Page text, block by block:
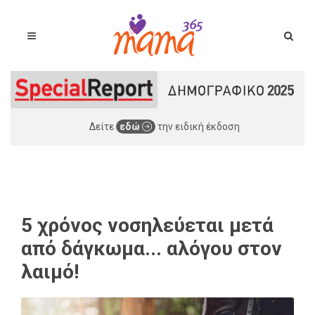
Δείτε εδώ την ειδική έκδοση
5 χρόνος νοσηλεύεται μετά
από δάγκωμα... αλόγου στον
λαιμό!